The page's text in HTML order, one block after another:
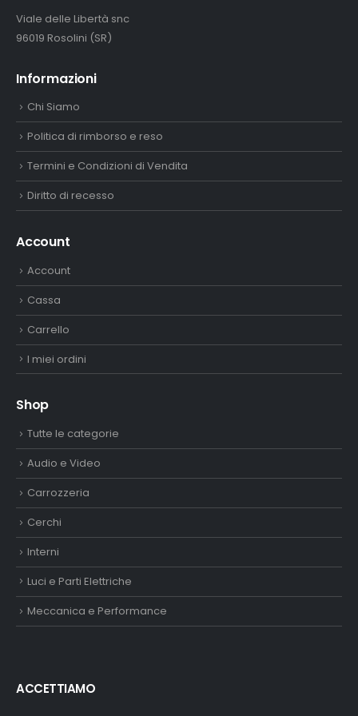
Viale delle Libertà snc
96019 Rosolini (SR)
Informazioni
Chi Siamo
Politica di rimborso e reso
Termini e Condizioni di Vendita
Diritto di recesso
Account
Account
Cassa
Carrello
I miei ordini
Shop
Tutte le categorie
Audio e Video
Carrozzeria
Cerchi
Interni
Luci e Parti Elettriche
Meccanica e Performance
ACCETTIAMO